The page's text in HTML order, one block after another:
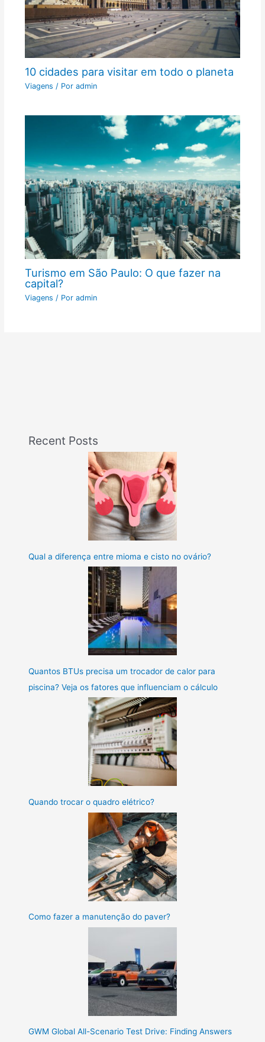
10 cidades para visitar em todo o planeta
Viagens / Por admin
Turismo em São Paulo: O que fazer na
capital?
Viagens / Por admin
Recent Posts
Qual a diferença entre mioma e cisto no ovário?
Quantos BTUs precisa um trocador de calor para
piscina? Veja os fatores que influenciam o cálculo
Quando trocar o quadro elétrico?
Como fazer a manutenção do paver?
GWM Global All-Scenario Test Drive: Finding Answers